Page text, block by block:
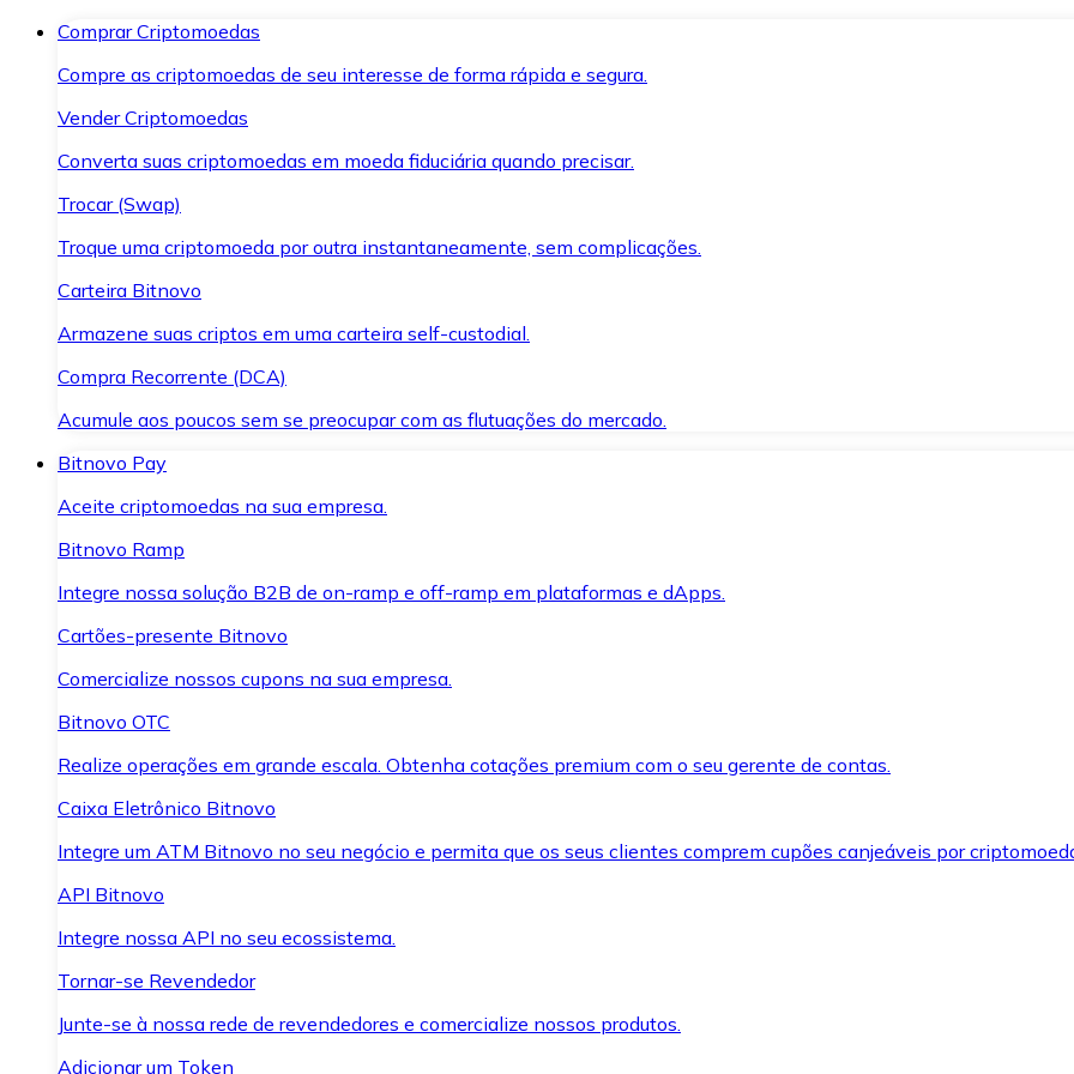
Comprar Criptomoedas
Compre as criptomoedas de seu interesse de forma rápida e segura.
Vender Criptomoedas
Converta suas criptomoedas em moeda fiduciária quando precisar.
Trocar (Swap)
Troque uma criptomoeda por outra instantaneamente, sem complicações.
Carteira Bitnovo
Armazene suas criptos em uma carteira self-custodial.
Compra Recorrente (DCA)
Acumule aos poucos sem se preocupar com as flutuações do mercado.
Bitnovo Pay
Aceite criptomoedas na sua empresa.
Bitnovo Ramp
Integre nossa solução B2B de on-ramp e off-ramp em plataformas e dApps.
Cartões-presente Bitnovo
Comercialize nossos cupons na sua empresa.
Bitnovo OTC
Realize operações em grande escala. Obtenha cotações premium com o seu gerente de contas.
Caixa Eletrônico Bitnovo
Integre um ATM Bitnovo no seu negócio e permita que os seus clientes comprem cupões canjeáveis por
API Bitnovo
Integre nossa API no seu ecossistema.
Tornar-se Revendedor
Junte-se à nossa rede de revendedores e comercialize nossos produtos.
Adicionar um Token